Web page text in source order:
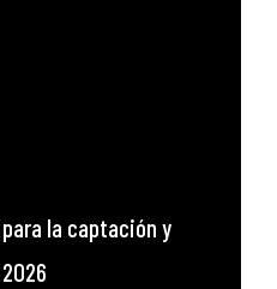
la captación y